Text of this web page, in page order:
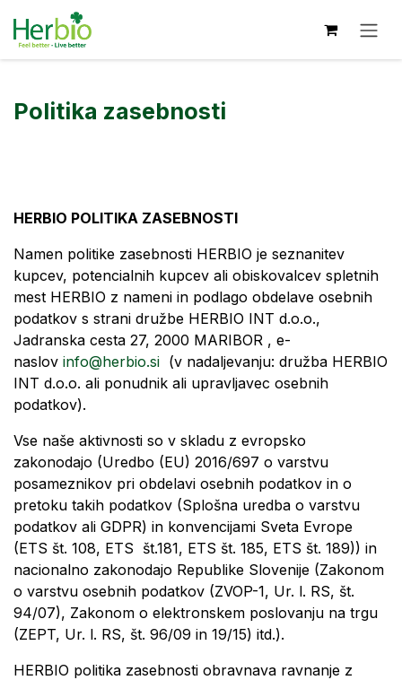
Skip to Content
Politika zasebnosti
HERBIO POLITIKA ZASEBNOSTI
Namen politike zasebnosti HERBIO je seznanitev
kupcev, potencialnih kupcev ali obiskovalcev spletnih
mest HERBIO z nameni in podlago obdelave osebnih
podatkov s strani družbe HERBIO INT d.o.o.,
Jadranska cesta 27, 2000 MARIBOR , e-
naslov info@herbio.si (v nadaljevanju: družba HERBIO
INT d.o.o. ali ponudnik ali upravljavec osebnih
podatkov).
Vse naše aktivnosti so v skladu z evropsko
zakonodajo (Uredbo (EU) 2016/697 o varstvu
posameznikov pri obdelavi osebnih podatkov in o
pretoku takih podatkov (Splošna uredba o varstvu
podatkov ali GDPR) in konvencijami Sveta Evrope
(ETS št. 108, ETS št.181, ETS št. 185, ETS št. 189)) in
nacionalno zakonodajo Republike Slovenije (Zakonom
o varstvu osebnih podatkov (ZVOP-1, Ur. l. RS, št.
94/07), Zakonom o elektronskem poslovanju na trgu
(ZEPT, Ur. l. RS, št. 96/09 in 19/15) itd.).
HERBIO politika zasebnosti obravnava ravnanje z